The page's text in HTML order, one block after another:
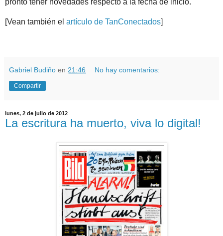
pronto tener novedades respecto a la fecha de inicio.
[Vean también el artículo de TanConectados]
Gabriel Budiño en 21:46 No hay comentarios:
Compartir
lunes, 2 de julio de 2012
La escritura ha muerto, viva lo digital!